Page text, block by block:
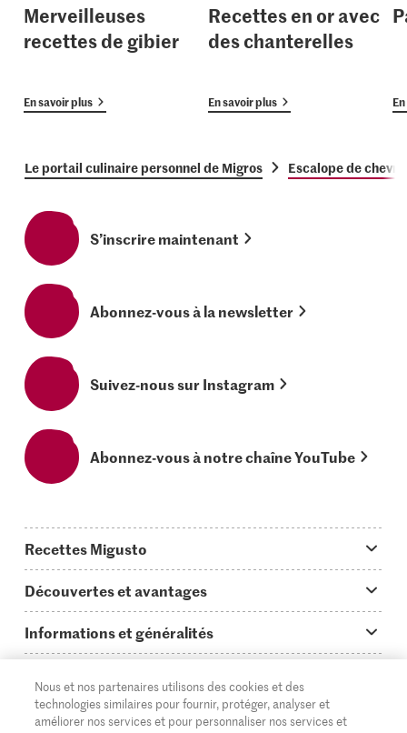
Merveilleuses
recettes de gibier
En savoir plus
Recettes en or avec
des chanterelles
En savoir plus
Le portail culinaire personnel de Migros Escalope de
S’inscrire maintenant
Abonnez-vous à la newsletter
Suivez-nous sur Instagram
Abonnez-vous à notre chaîne YouTube
Recettes Migusto
Idées de menus
Plats principaux
Simple & vite prêt
Découvertes et avantages
On en parle...
Tutoriels
Informations et généralités
Questions concernant Migusto
Cuisiner avec Migusto
Supermarché
Nous et nos partenaires utilisons des cookies et des
technologies similaires pour fournir, protéger, analyser et
améliorer nos services et pour personnaliser nos services et